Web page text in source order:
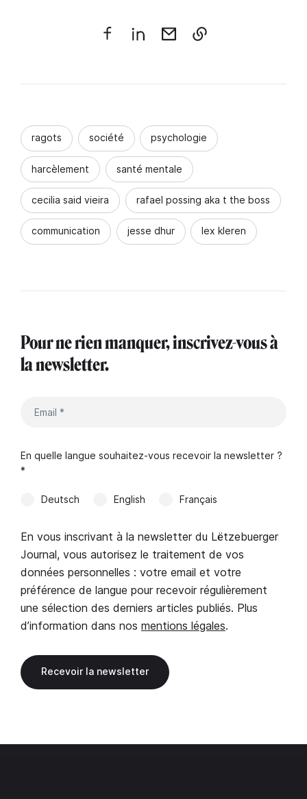
ragots société psychologie
harcèlement santé mentale
cecilia said vieira rafael possing aka t the boss
communication jesse dhur lex kleren
Pour ne rien manquer, inscrivez-vous à
la newsletter.
En quelle langue souhaitez-vous recevoir la newsletter ?
*
Deutsch English Français
En vous inscrivant à la newsletter du Lëtzebuerger
Journal, vous autorisez le traitement de vos
données personnelles : votre email et votre
préférence de langue pour recevoir régulièrement
une sélection des derniers articles publiés. Plus
d’information dans nos mentions légales.